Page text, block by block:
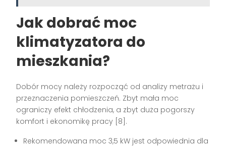
Jak dobrać moc
klimatyzatora do
mieszkania?
Dobór mocy należy rozpocząć od analizy metrażu i
przeznaczenia pomieszczeń. Zbyt mała moc
ograniczy efekt chłodzenia, a zbyt duża pogorszy
komfort i ekonomikę pracy [8] .
Rekomendowana moc 3,5 kW jest odpowiednia dla